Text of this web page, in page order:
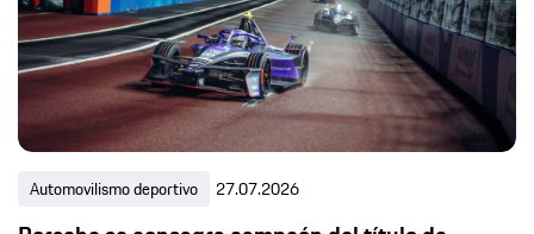
Automovilismo deportivo 27.07.2026